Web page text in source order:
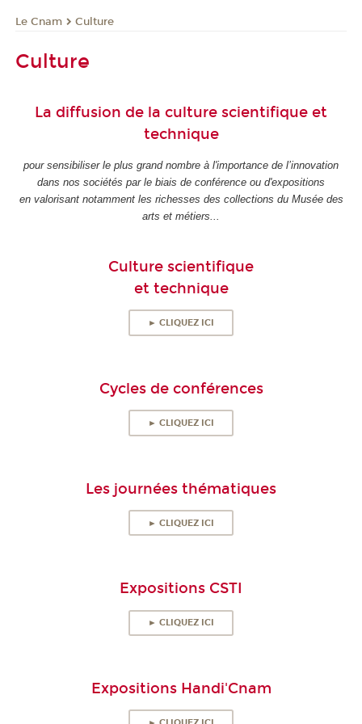
Le Cnam Culture
Culture
La diffusion de la culture scientifique et
technique
pour sensibiliser le plus grand nombre à l'importance de l’innovation
dans nos sociétés par le biais de conférence ou d'expositions
en valorisant notamment les richesses des collections du Musée des
arts et métiers...
Culture scientifique
et technique
► CLIQUEZ ICI
Cycles de conférences
► CLIQUEZ ICI
Les journées thématiques
► CLIQUEZ ICI
Expositions CSTI
► CLIQUEZ ICI
Expositions Handi'Cnam